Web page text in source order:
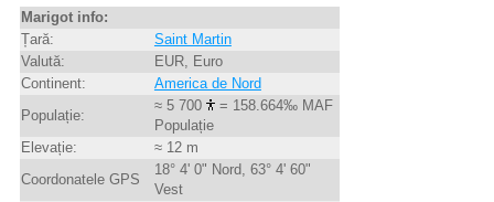
Marigot info:
Țară:
Saint Martin
Valută:
EUR, Euro
Continent:
America de Nord
Populație:
≈ 5 700
= 158.664‰ MAF
Populație
Elevație:
≈ 12 m
Coordonatele GPS
18° 4' 0" Nord, 63° 4' 60"
Vest